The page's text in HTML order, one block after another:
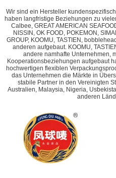
Wir sind ein Hersteller
haben langfristige Beziehungen zu
Calbee, GREAT AMERICAN
NISSIN, OK FOOD, POKEMON,
GROUP, KOOMU, TASTIEN,
anderen aufgebaut. KOOMU,
andere namhafte Unternehmen,
Kooperationsbeziehungen aufgebaut
hochwertigen flexiblen
das Unternehmen die Märkte in
stabile Partner in den Vereinigten
Australien, Malaysia, Nigeria,
anderen